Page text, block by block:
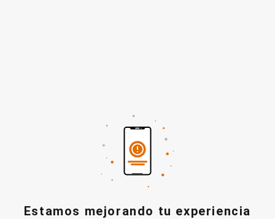
Estamos mejorando tu experiencia